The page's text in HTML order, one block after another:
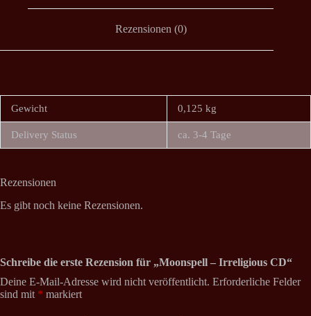
Rezensionen (0)
Gewicht 0,125 kg
Delivery Status ca. 3-4 Tage
Rezensionen
Es gibt noch keine Rezensionen.
Schreibe die erste Rezension für „Moonspell – Irreligious CD“
Deine E-Mail-Adresse wird nicht veröffentlicht. Erforderliche Felder
sind mit * markiert